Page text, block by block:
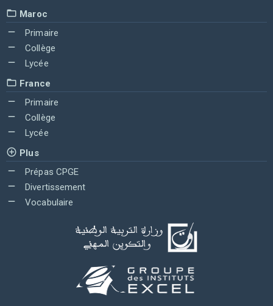
Maroc
Primaire
Collège
Lycée
France
Primaire
Collège
Lycée
Plus
Prépas CPGE
Divertissement
Vocabulaire